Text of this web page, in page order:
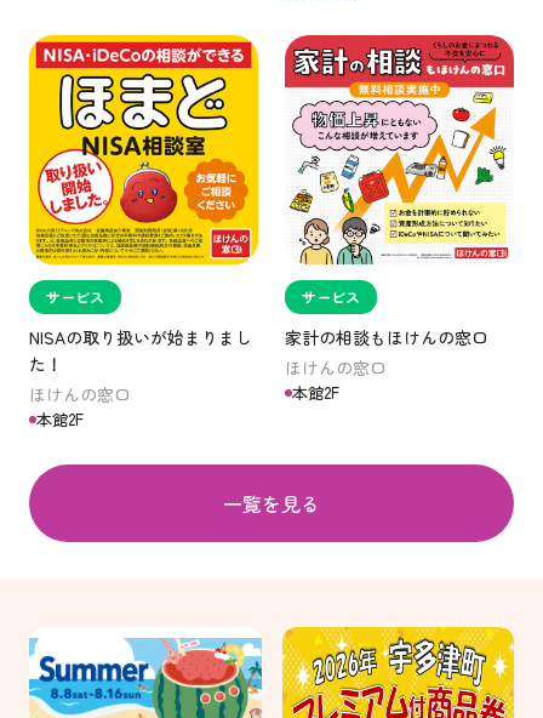
サービス
NISAの取り扱いが始まりまし
た！
ほけんの窓口
本館2F
サービス
家計の相談もほけんの窓口
ほけんの窓口
本館2F
一覧を見る